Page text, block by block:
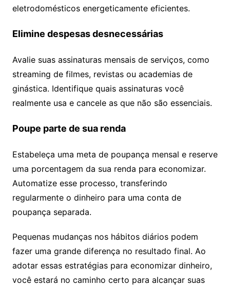
eletrodomésticos energeticamente eficientes.
Elimine despesas desnecessárias
Avalie suas assinaturas mensais de serviços, como
streaming de filmes, revistas ou academias de
ginástica. Identifique quais assinaturas você
realmente usa e cancele as que não são essenciais.
Poupe parte de sua renda
Estabeleça uma meta de poupança mensal e reserve
uma porcentagem da sua renda para economizar.
Automatize esse processo, transferindo
regularmente o dinheiro para uma conta de
poupança separada.
Pequenas mudanças nos hábitos diários podem
fazer uma grande diferença no resultado final. Ao
adotar essas estratégias para economizar dinheiro,
você estará no caminho certo para alcançar suas